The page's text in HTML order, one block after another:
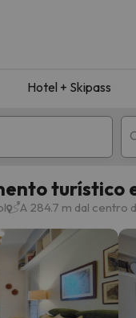
Hotel + Skipass
di montagna
turístico
A 284.7 m dal centro